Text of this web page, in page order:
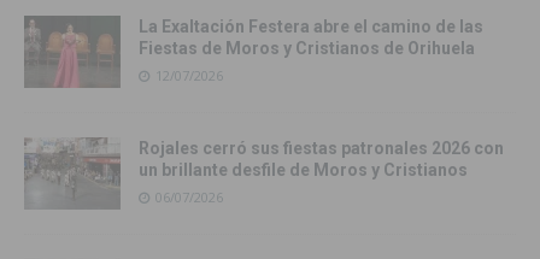
La Exaltación Festera abre el camino de las
Fiestas de Moros y Cristianos de Orihuela
12/07/2026
Rojales cerró sus fiestas patronales 2026 con
un brillante desfile de Moros y Cristianos
06/07/2026